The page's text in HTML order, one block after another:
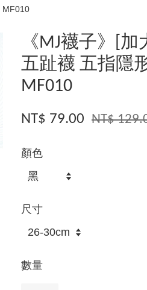
MF010
《MJ襪子》[
五趾襪 五指隱
MF010
NT$ 79.00 NT$
顏色
尺寸
數量